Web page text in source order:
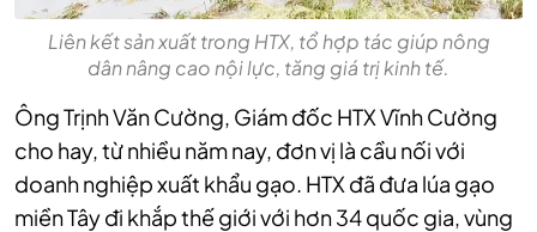
Liên kết sản xuất trong HTX, tổ hợp tác giúp nông
dân nâng cao nội lực, tăng giá trị kinh tế.
Ông Trịnh Văn Cường, Giám đốc HTX Vĩnh Cường
cho hay, từ nhiều năm nay, đơn vị là cầu nối với
doanh nghiệp xuất khẩu gạo. HTX đã đưa lúa gạo
miền Tây đi khắp thế giới với hơn 34 quốc gia, vùng